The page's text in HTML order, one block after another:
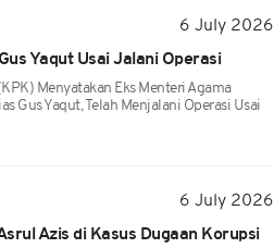
6 July 2026
Yaqut Usai Jalani Operasi
Menyatakan Eks Menteri Agama
Gus Yaqut, Telah Menjalani Operasi Usai
6 July 2026
Azis di Kasus Dugaan Korupsi